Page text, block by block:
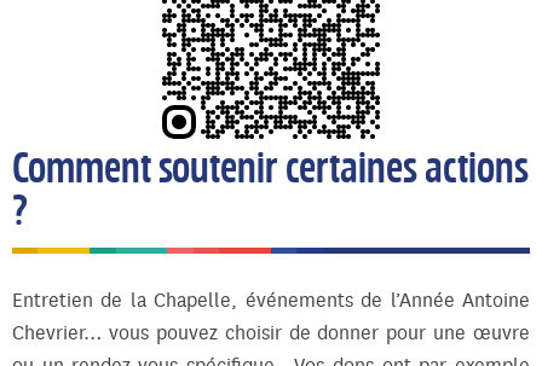
Comment soutenir certaines actions
?
Entretien de la Chapelle, événements de l’Année Antoine
Chevrier… vous pouvez choisir de donner pour une œuvre